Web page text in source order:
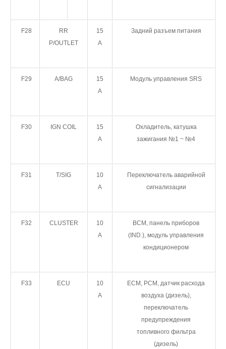
F28
RR
P/OUTLET
15
А
Задний разъем питания
F29 A/BAG
15
А
Модуль управления SRS
F30 IGN COIL
15
А
Охладитель, катушка
зажигания №1 ~ №4
F31 T/SIG
10
А
Переключатель аварийной
сигнализации
F32 CLUSTER
10
А
BCM, панель приборов
(IND.), модуль управления
кондиционером
F33 ECU
10
А
ECM, PCM, датчик расхода
воздуха (дизель),
переключатель
предупреждения
топливного фильтра
(дизель)